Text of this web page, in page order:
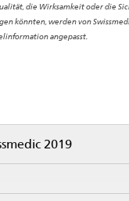
die Wirksamkeit oder die
könnten, werden von
angepasst.
2019